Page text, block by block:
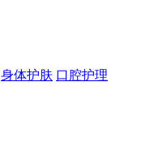
身体护肤 口腔护理